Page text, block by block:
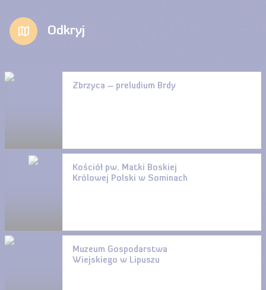
Odkryj
Zbrzyca – preludium Brdy
Kościół pw. Matki Boskiej
Królowej Polski w Sominach
Muzeum Gospodarstwa
Wiejskiego w Lipuszu